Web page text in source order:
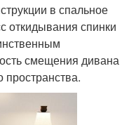
в спальное
откидывания спинки
смещения дивана
пространства.